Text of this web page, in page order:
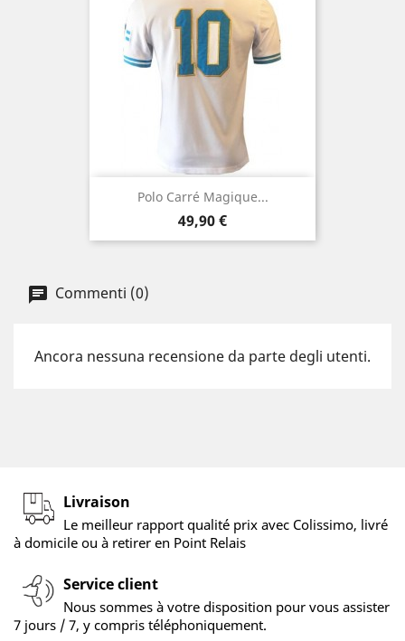
Polo Carré Magique...
Prezzo
49,90 €
Commenti (0)
Ancora nessuna recensione da parte degli utenti.
Livraison
Le meilleur rapport qualité prix avec Colissimo, livré
à domicile ou à retirer en Point Relais
Service client
Nous sommes à votre disposition pour vous assister
7 jours / 7, y compris téléphoniquement.